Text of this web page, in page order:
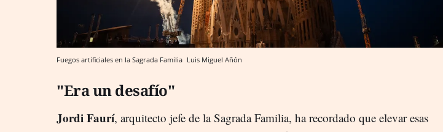
Fuegos artificiales en la Sagrada Familia Luis Miguel Añón
"Era un desafío"
Jordi Faurí, arquitecto jefe de la Sagrada Familia, ha recordado que elevar esas